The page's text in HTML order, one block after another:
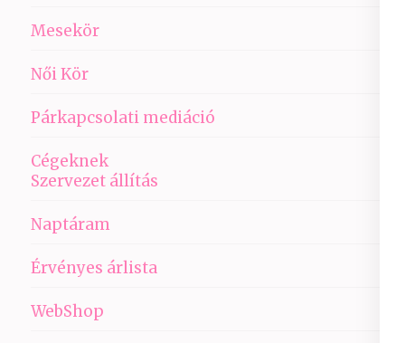
Mesekör
Női Kör
Párkapcsolati mediáció
Cégeknek
Szervezet állítás
Naptáram
Érvényes árlista
WebShop